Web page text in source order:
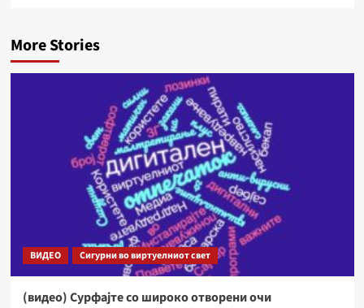
More Stories
ВИДЕО Сигурни во виртуелниот свет
(видео) Сурфајте со широко отворени очи